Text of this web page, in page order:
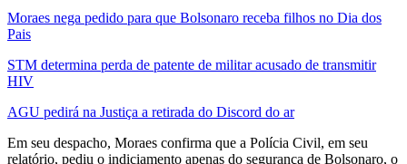
Moraes nega pedido para que Bolsonaro receba filhos no Dia dos
Pais
STM determina perda de patente de militar acusado de transmitir
HIV
AGU pedirá na Justiça a retirada do Discord do ar
Em seu despacho, Moraes confirma que a Polícia Civil, em seu
relatório, pediu o indiciamento apenas do segurança de Bolsonaro, o